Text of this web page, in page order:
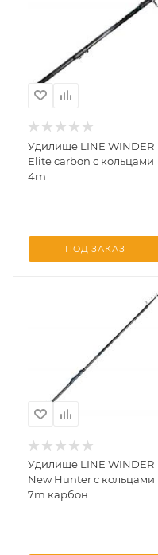
Удилище LINE WINDER
Elite carbon с кольцами
4m
ПОД ЗАКАЗ
Удилище LINE WINDER
New Hunter с кольцами
7m карбон